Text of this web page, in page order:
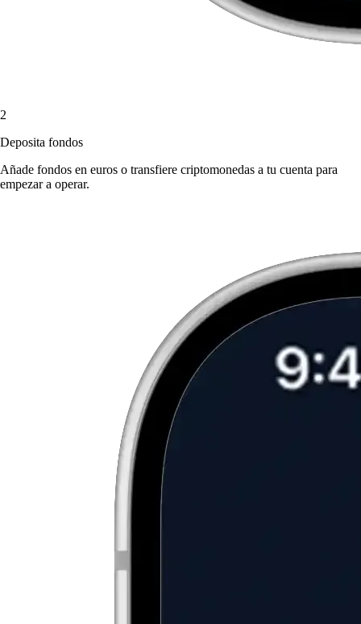
2
Deposita fondos
Añade fondos en euros o transfiere criptomonedas a tu cuenta para
empezar a operar.